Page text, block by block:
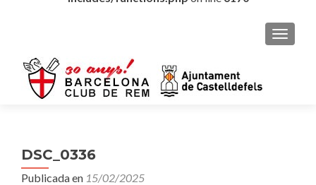
DSC_0336
Publicada en 15/02/2025